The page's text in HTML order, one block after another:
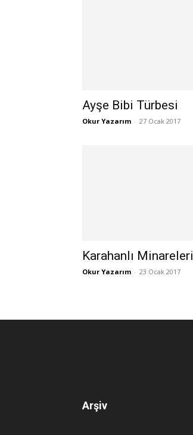
Ayşe Bibi Türbesi
Okur Yazarım - 27 Ocak 2017
Karahanlı Minareleri
Okur Yazarım - 23 Ocak 2017
Arşiv